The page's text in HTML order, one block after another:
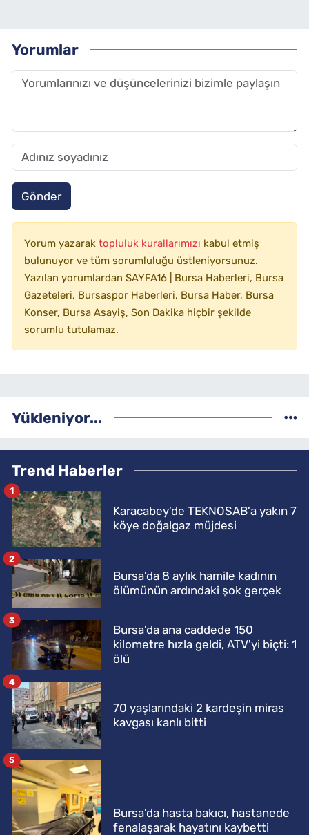
Yorumlar
Gönder
Yorum yazarak topluluk kurallarımızı kabul etmiş
bulunuyor ve tüm sorumluluğu üstleniyorsunuz.
Yazılan yorumlardan SAYFA16 | Bursa Haberleri, Bursa
Gazeteleri, Bursaspor Haberleri, Bursa Haber, Bursa
Konser, Bursa Asayiş, Son Dakika hiçbir şekilde
sorumlu tutulamaz.
Yükleniyor...
Trend Haberler
Karacabey'de TEKNOSAB'a yakın 7
köye doğalgaz müjdesi
1
Bursa'da 8 aylık hamile kadının
ölümünün ardındaki şok gerçek
2
Bursa'da ana caddede 150
kilometre hızla geldi, ATV'yi biçti: 1
ölü
3
70 yaşlarındaki 2 kardeşin miras
kavgası kanlı bitti
4
Bursa'da hasta bakıcı, hastanede
fenalaşarak hayatını kaybetti
5